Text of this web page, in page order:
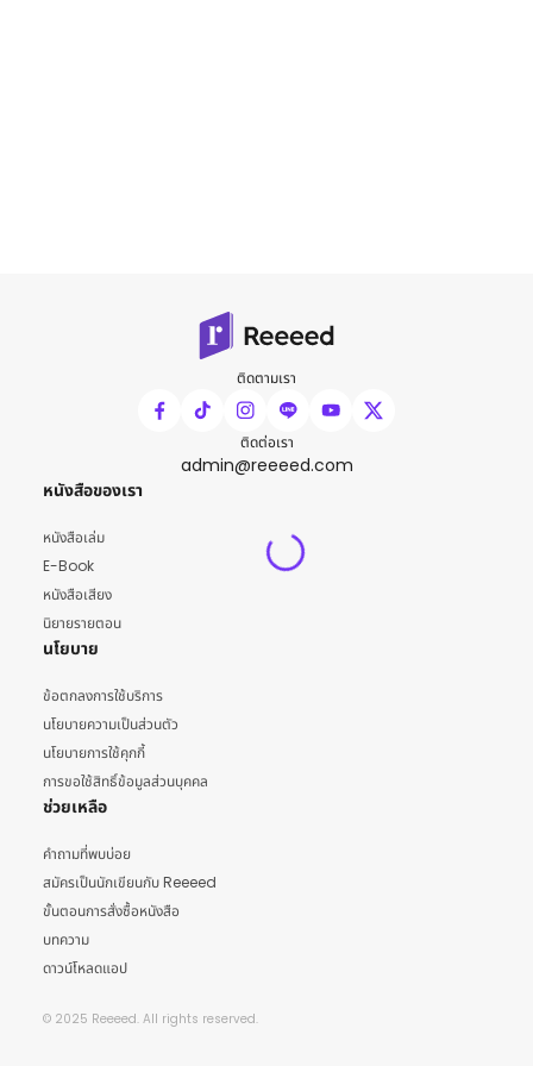
ติดตามเรา
ติดต่อเรา
admin@reeeed.com
หนังสือของเรา
หนังสือเล่ม
E-Book
หนังสือเสียง
นิยายรายตอน
นโยบาย
ข้อตกลงการใช้บริการ
นโยบายความเป็นส่วนตัว
นโยบายการใช้คุกกี้
การขอใช้สิทธิ์ข้อมูลส่วนบุคคล
ช่วยเหลือ
คำถามที่พบบ่อย
สมัครเป็นนักเขียนกับ Reeeed
ขั้นตอนการสั่งซื้อหนังสือ
บทความ
ดาวน์โหลดแอป
© 2025 Reeeed. All rights reserved.